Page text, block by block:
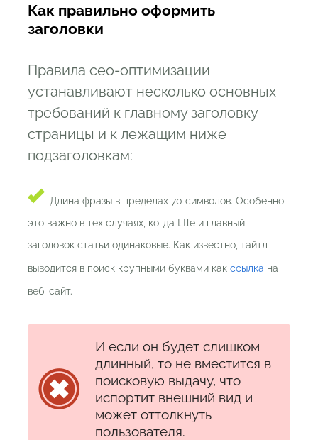
Как правильно оформить
заголовки
Правила сео-оптимизации
устанавливают несколько основных
требований к главному заголовку
страницы и к лежащим ниже
подзаголовкам:
Длина фразы в пределах 70 символов. Особенно
это важно в тех случаях, когда title и главный
заголовок статьи одинаковые. Как известно, тайтл
выводится в поиск крупными буквами как ссылка на
веб-сайт.
И если он будет слишком
длинный, то не вместится в
поисковую выдачу, что
испортит внешний вид и
может оттолкнуть
пользователя.